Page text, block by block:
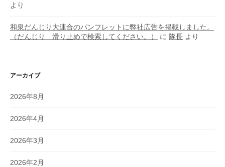
より
和泉だんじり大連合のパンフレットに弊社広告を掲載しました。
（だんじり 滑り止めで検索してください。）
に 隊長 より
アーカイブ
2026年8月
2026年4月
2026年3月
2026年2月